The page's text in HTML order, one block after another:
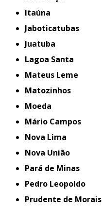
Itaúna
Jaboticatubas
Juatuba
Lagoa Santa
Mateus Leme
Matozinhos
Moeda
Mário Campos
Nova Lima
Nova União
Pará de Minas
Pedro Leopoldo
Prudente de Morais